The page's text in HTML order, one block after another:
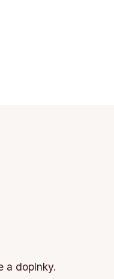
a doplnky.